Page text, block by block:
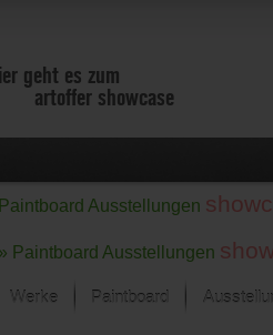
geht es zum
artoffer showcase
Paintboard Ausstellungen
Paintboard Ausstellungen
Werke Paintboard